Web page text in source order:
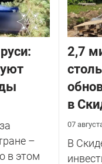
–
в этом
2,7
в
07
В